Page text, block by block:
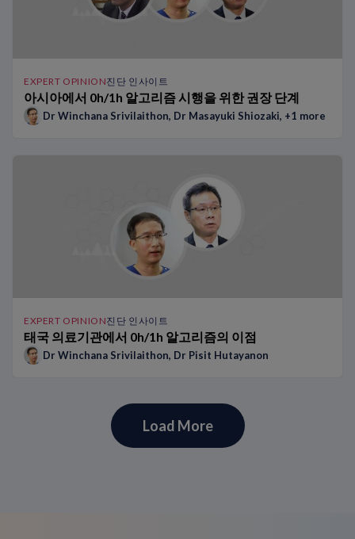
EXPERT OPINION진단 인사이트
아시아에서 0h/1h 알고리즘 시행을 위한 권장 단계
Dr Winchana Srivilaithon, Dr Masayuki Shiozaki, +1 more
EXPERT OPINION진단 인사이트
태국 의료기관에서 0h/1h 알고리즘의 이점
Dr Winchana Srivilaithon, Dr Pisit Hutayanon
Load More